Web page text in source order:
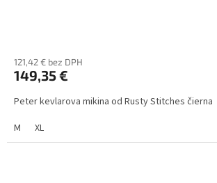
121,42 € bez DPH
149,35 €
Peter kevlarova mikina od Rusty Stitches čierna
M
XL